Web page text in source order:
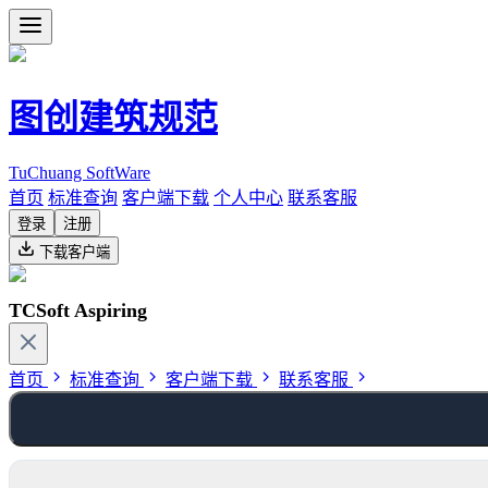
图创建筑规范
TuChuang SoftWare
首页 标准查询 客户端下载 个人中心 联系客服
登录
注册
下载客户端
TCSoft Aspiring
首页 标准查询 客户端下载 联系客服